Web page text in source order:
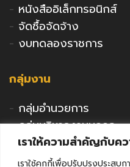
เราให้ความสำคัญกับ
เราใช้คุกกี้เพื่อปรับปรุงประสบ
- หนังสืออิเล็กทรอนิกส์
- จัดซื้อจัดจ้าง
- งบทดลองราชการ
กลุ่มงาน
- กลุ่มอำนวยการ
-กลุ่มบริหารงานบุคคล
กลุ่มนโยบายและแผน
-กลุ่มนิเทศติดตามและปร